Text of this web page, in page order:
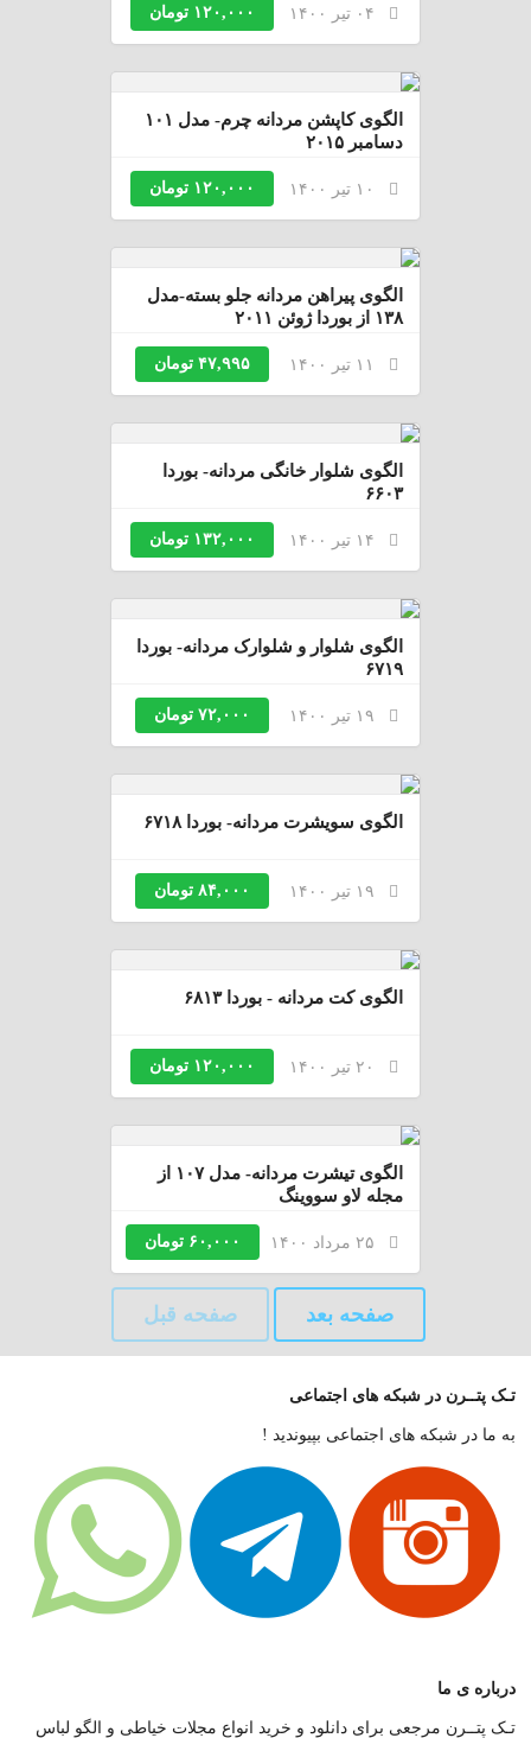
۱۲۰,۰۰۰ تومان
الگوی کاپشن مردانه چرم- مدل ۱۰۱
دسامبر ۲۰۱۵
۱۲۰,۰۰۰ تومان
الگوی پیراهن مردانه جلو بسته-مدل
۱۳۸ از بوردا ژوئن ۲۰۱۱
۴۷,۹۹۵ تومان
الگوی شلوار خانگی مردانه- بوردا
۶۶۰۳
۱۳۲,۰۰۰ تومان
الگوی شلوار و شلوارک مردانه- بوردا
۶۷۱۹
۷۲,۰۰۰ تومان
الگوی سویشرت مردانه- بوردا ۶۷۱۸
۸۴,۰۰۰ تومان
الگوی کت مردانه - بوردا ۶۸۱۳
۱۲۰,۰۰۰ تومان
الگوی تیشرت مردانه- مدل ۱۰۷ از
مجله لاو سووینگ
۶۰,۰۰۰ تومان
صفحه بعد صفحه قبل
تـک پتــرن در شبکه های اجتماعی
به ما در شبکه های اجتماعی بپیوندید !
درباره ی ما
تـک پتــرن مرجعی برای دانلود و خرید انواع مجلات خیاطی و الگو لباس